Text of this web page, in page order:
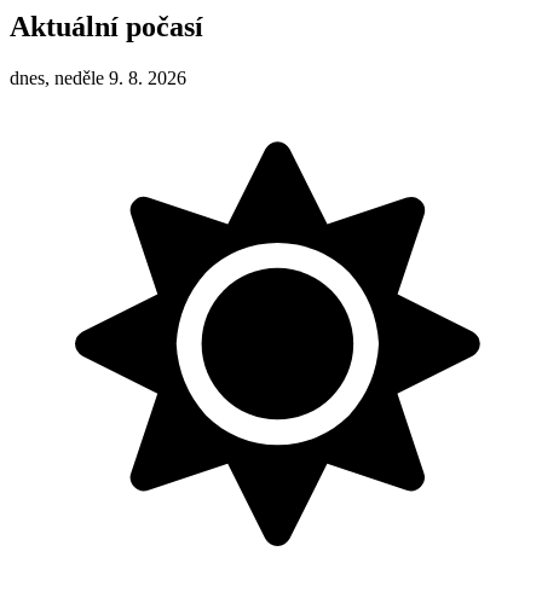
Aktuální počasí
dnes, neděle 9. 8. 2026